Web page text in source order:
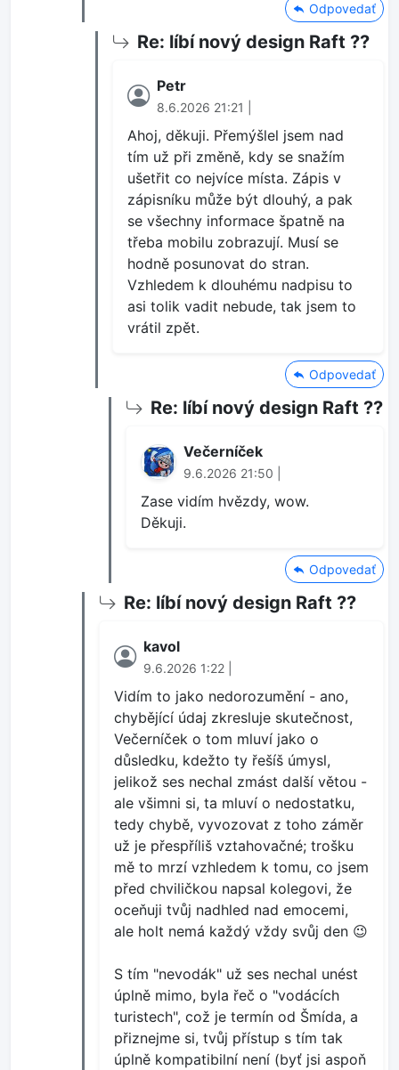
Odpovedať
Re: líbí nový design Raft ??
Petr
8.6.2026 21:21 |
Ahoj, děkuji. Přemýšlel jsem nad
tím už při změně, kdy se snažím
ušetřit co nejvíce místa. Zápis v
zápisníku může být dlouhý, a pak
se všechny informace špatně na
třeba mobilu zobrazují. Musí se
hodně posunovat do stran.
Vzhledem k dlouhému nadpisu to
asi tolik vadit nebude, tak jsem to
vrátil zpět.
Odpovedať
Re: líbí nový design Raft ??
Večerníček
9.6.2026 21:50 |
Zase vidím hvězdy, wow.
Děkuji.
Odpovedať
Re: líbí nový design Raft ??
kavol
9.6.2026 1:22 |
Vidím to jako nedorozumění - ano,
chybějící údaj zkresluje skutečnost,
Večerníček o tom mluví jako o
důsledku, kdežto ty řešíš úmysl,
jelikož ses nechal zmást další větou -
ale všimni si, ta mluví o nedostatku,
tedy chybě, vyvozovat z toho záměr
už je přespříliš vztahovačné; trošku
mě to mrzí vzhledem k tomu, co jsem
před chviličkou napsal kolegovi, že
oceňuji tvůj nadhled nad emocemi,
ale holt nemá každý vždy svůj den 😉
S tím "nevodák" už ses nechal unést
úplně mimo, byla řeč o "vodácích
turistech", což je termín od Šmída, a
přiznejme si, tvůj přístup s tím tak
úplně kompatibilní není (byť jsi aspoň